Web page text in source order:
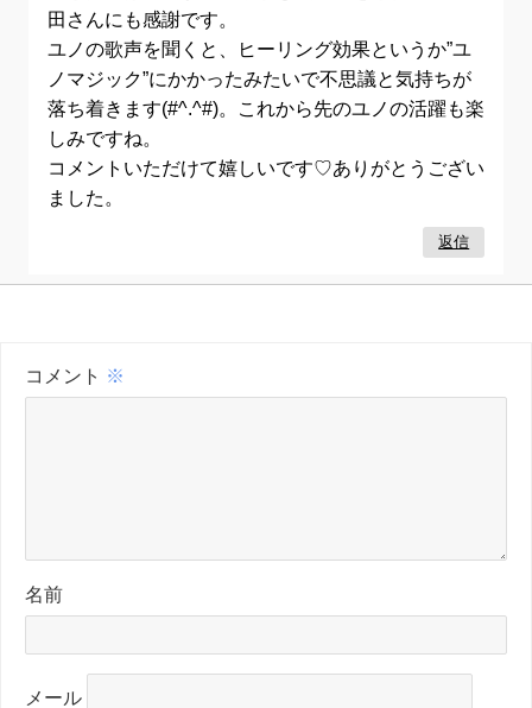
田さんにも感謝です。
ユノの歌声を聞くと、ヒーリング効果というか”ユ
ノマジック”にかかったみたいで不思議と気持ちが
落ち着きます(#^.^#)。これから先のユノの活躍も楽
しみですね。
コメントいただけて嬉しいです♡ありがとうござい
ました。
返信
コメント ※
名前
メール